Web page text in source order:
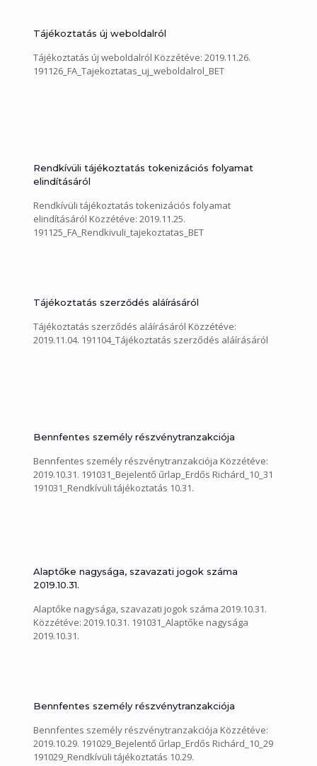
Tájékoztatás új weboldalról
Tájékoztatás új weboldalról Közzétéve: 2019.11.26.
191126_FA_Tajekoztatas_uj_weboldalrol_BET
Rendkívüli tájékoztatás tokenizációs folyamat
elindításáról
Rendkívüli tájékoztatás tokenizációs folyamat
elindításáról Közzétéve: 2019.11.25.
191125_FA_Rendkivuli_tajekoztatas_BET
Tájékoztatás szerződés aláírásáról
Tájékoztatás szerződés aláírásáról Közzétéve:
2019.11.04. 191104_Tájékoztatás szerződés aláírásáról
Bennfentes személy részvénytranzakciója
Bennfentes személy részvénytranzakciója Közzétéve:
2019.10.31. 191031_Bejelentő űrlap_Erdős Richárd_10_31
191031_Rendkívüli tájékoztatás 10.31.
Alaptőke nagysága, szavazati jogok száma
2019.10.31.
Alaptőke nagysága, szavazati jogok száma 2019.10.31.
Közzétéve: 2019.10.31. 191031_Alaptőke nagysága
2019.10.31.
Bennfentes személy részvénytranzakciója
Bennfentes személy részvénytranzakciója Közzétéve:
2019.10.29. 191029_Bejelentő űrlap_Erdős Richárd_10_29
191029_Rendkívüli tájékoztatás 10.29.